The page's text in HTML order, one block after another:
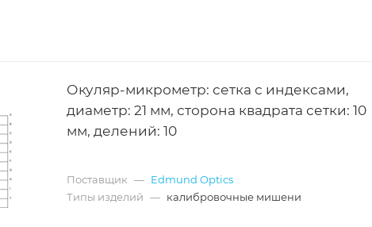
Окуляр-микрометр: сетка с индексами,
диаметр: 21 мм, сторона квадрата сетки: 10
мм, делений: 10
Поставщик — Edmund Optics
Типы изделий — калибровочные мишени